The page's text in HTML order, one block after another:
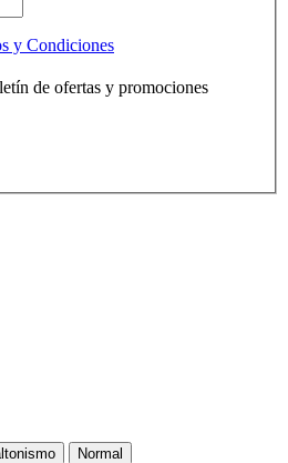
y Condiciones
de ofertas y promociones
Daltonismo Normal